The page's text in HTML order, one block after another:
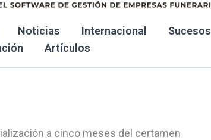
Noticias Internacional Sucesos
Artículos
a cinco meses del certamen